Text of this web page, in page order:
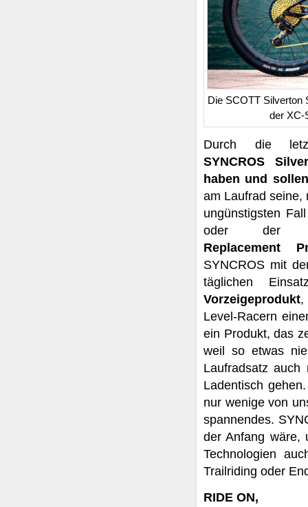
Die SCOTT Silverton
der XC-
Durch die
SYNCROS
haben und
am Laufrad seine,
ungünstigsten
oder
Replacement
SYNCROS mit
täglichen
Vorzeigeprodukt,
Level-Racern
ein Produkt, das
weil so etwas
Laufradsatz
Ladentisch
nur wenige von
spannendes.
der Anfang wäre,
Technologien
Trailriding oder
RIDE ON,